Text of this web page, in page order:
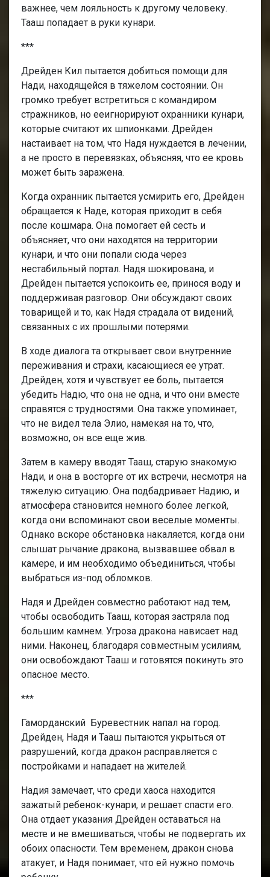
важнее, чем лояльность к другому человеку.
Тааш попадает в руки кунари.
***
Дрейден Кил пытается добиться помощи для
Нади, находящейся в тяжелом состоянии. Он
громко требует встретиться с командиром
стражников, но ееигнорируют охранники кунари,
которые считают их шпионками. Дрейден
настаивает на том, что Надя нуждается в лечении,
а не просто в перевязках, объясняя, что ее кровь
может быть заражена.
Когда охранник пытается усмирить его, Дрейден
обращается к Наде, которая приходит в себя
после кошмара. Она помогает ей сесть и
объясняет, что они находятся на территории
кунари, и что они попали сюда через
нестабильный портал. Надя шокирована, и
Дрейден пытается успокоить ее, принося воду и
поддерживая разговор. Они обсуждают своих
товарищей и то, как Надя страдала от видений,
связанных с их прошлыми потерями.
В ходе диалога та открывает свои внутренние
переживания и страхи, касающиеся ее утрат.
Дрейден, хотя и чувствует ее боль, пытается
убедить Надю, что она не одна, и что они вместе
справятся с трудностями. Она также упоминает,
что не видел тела Элио, намекая на то, что,
возможно, он все еще жив.
Затем в камеру вводят Тааш, старую знакомую
Нади, и она в восторге от их встречи, несмотря на
тяжелую ситуацию. Она подбадривает Надию, и
атмосфера становится немного более легкой,
когда они вспоминают свои веселые моменты.
Однако вскоре обстановка накаляется, когда они
слышат рычание дракона, вызвавшее обвал в
камере, и им необходимо объединиться, чтобы
выбраться из-под обломков.
Надя и Дрейден совместно работают над тем,
чтобы освободить Тааш, которая застряла под
большим камнем. Угроза дракона нависает над
ними. Наконец, благодаря совместным усилиям,
они освобождают Тааш и готовятся покинуть это
опасное место.
***
Гаморданский Буревестник напал на город.
Дрейден, Надя и Тааш пытаются укрыться от
разрушений, когда дракон расправляется с
постройками и нападает на жителей.
Надия замечает, что среди хаоса находится
зажатый ребенок-кунари, и решает спасти его.
Она отдает указания Дрейден оставаться на
месте и не вмешиваться, чтобы не подвергать их
обоих опасности. Тем временем, дракон снова
атакует, и Надя понимает, что ей нужно помочь